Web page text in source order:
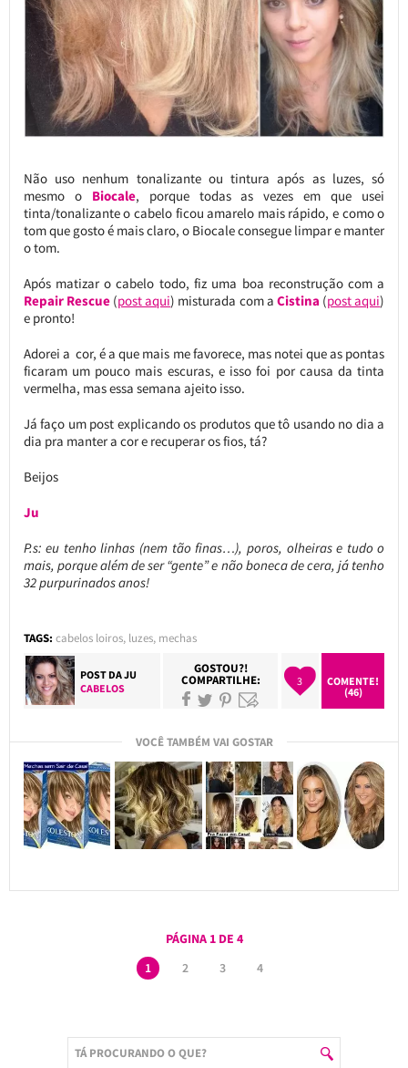
Não uso nenhum tonalizante ou tintura após as luzes, só
mesmo o Biocale, porque todas as vezes em que usei
tinta/tonalizante o cabelo ficou amarelo mais rápido, e como o
tom que gosto é mais claro, o Biocale consegue limpar e manter
o tom.
Após matizar o cabelo todo, fiz uma boa reconstrução com a
Repair Rescue(post aqui) misturada com a Cistina (post aqui)
e pronto!
Adorei a cor, é a que mais me favorece, mas notei que as pontas
ficaram um pouco mais escuras, e isso foi por causa da tinta
vermelha, mas essa semana ajeito isso.
Já faço um post explicando os produtos que tô usando no dia a
dia pra manter a cor e recuperar os fios, tá?
Beijos
Ju
P.s: eu tenho linhas (nem tão finas…), poros, olheiras e tudo o
mais, porque além de ser “gente” e não boneca de cera, já tenho
32 purpurinados anos!
TAGS: cabelos loiros, luzes, mechas
POST DAJU
CABELOS
GOSTOU?!
COMPARTILHE: 3
COMENTE!
(46)
VOCÊ TAMBÉM VAI GOSTAR
PÁGINA 1 DE 4
1
2 3 4